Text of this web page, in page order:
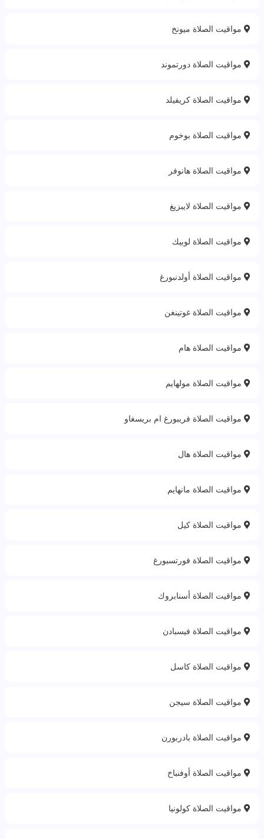
مواقيت الصلاة ميونخ
مواقيت الصلاة دورتموند
مواقيت الصلاة كريفيلد
مواقيت الصلاة بوخوم
مواقيت الصلاة هانوفر
مواقيت الصلاة لايبزيغ
مواقيت الصلاة لوبيك
مواقيت الصلاة أولدنبورغ
مواقيت الصلاة غوتينغن
مواقيت الصلاة هام
مواقيت الصلاة مولهايم
مواقيت الصلاة فريبورغ ام بريسغاو
مواقيت الصلاة هال
مواقيت الصلاة مانهايم
مواقيت الصلاة كيل
مواقيت الصلاة فورتسبورغ
مواقيت الصلاة أسنابروك
مواقيت الصلاة فيسبادن
مواقيت الصلاة كاسل
مواقيت الصلاة سيجن
مواقيت الصلاة بادربورن
مواقيت الصلاة أوفنباخ
مواقيت الصلاة كولونيا